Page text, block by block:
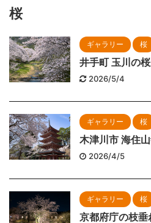
桜
ギャラリー 桜
井手町 玉川の
2026/5/4
ギャラリー 桜
木津川市 海住
2026/4/5
ギャラリー 桜
京都府庁の枝